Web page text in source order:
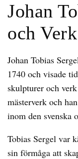
Johan
och Verk
Johan Tobias
1740 och visade
skulpturer och
mästerverk och
inom den svenska
Tobias Sergel var
sin förmåga att